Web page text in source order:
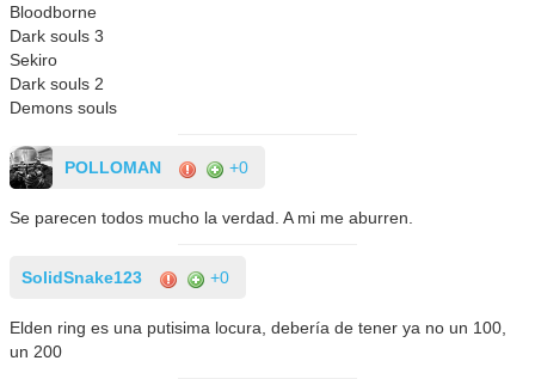
Bloodborne
Dark souls 3
Sekiro
Dark souls 2
Demons souls
POLLOMAN +0
Se parecen todos mucho la verdad. A mi me aburren.
SolidSnake123 +0
Elden ring es una putisima locura, debería de tener ya no un 100,
un 200